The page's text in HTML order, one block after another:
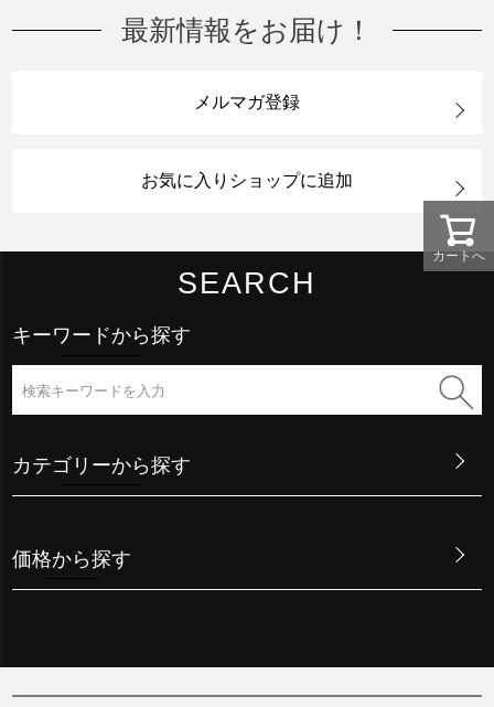
カートへ
最新情報をお届け！
メルマガ登録
お気に入りショップに追加
SEARCH
キーワードから探す
カテゴリーから探す
価格から探す